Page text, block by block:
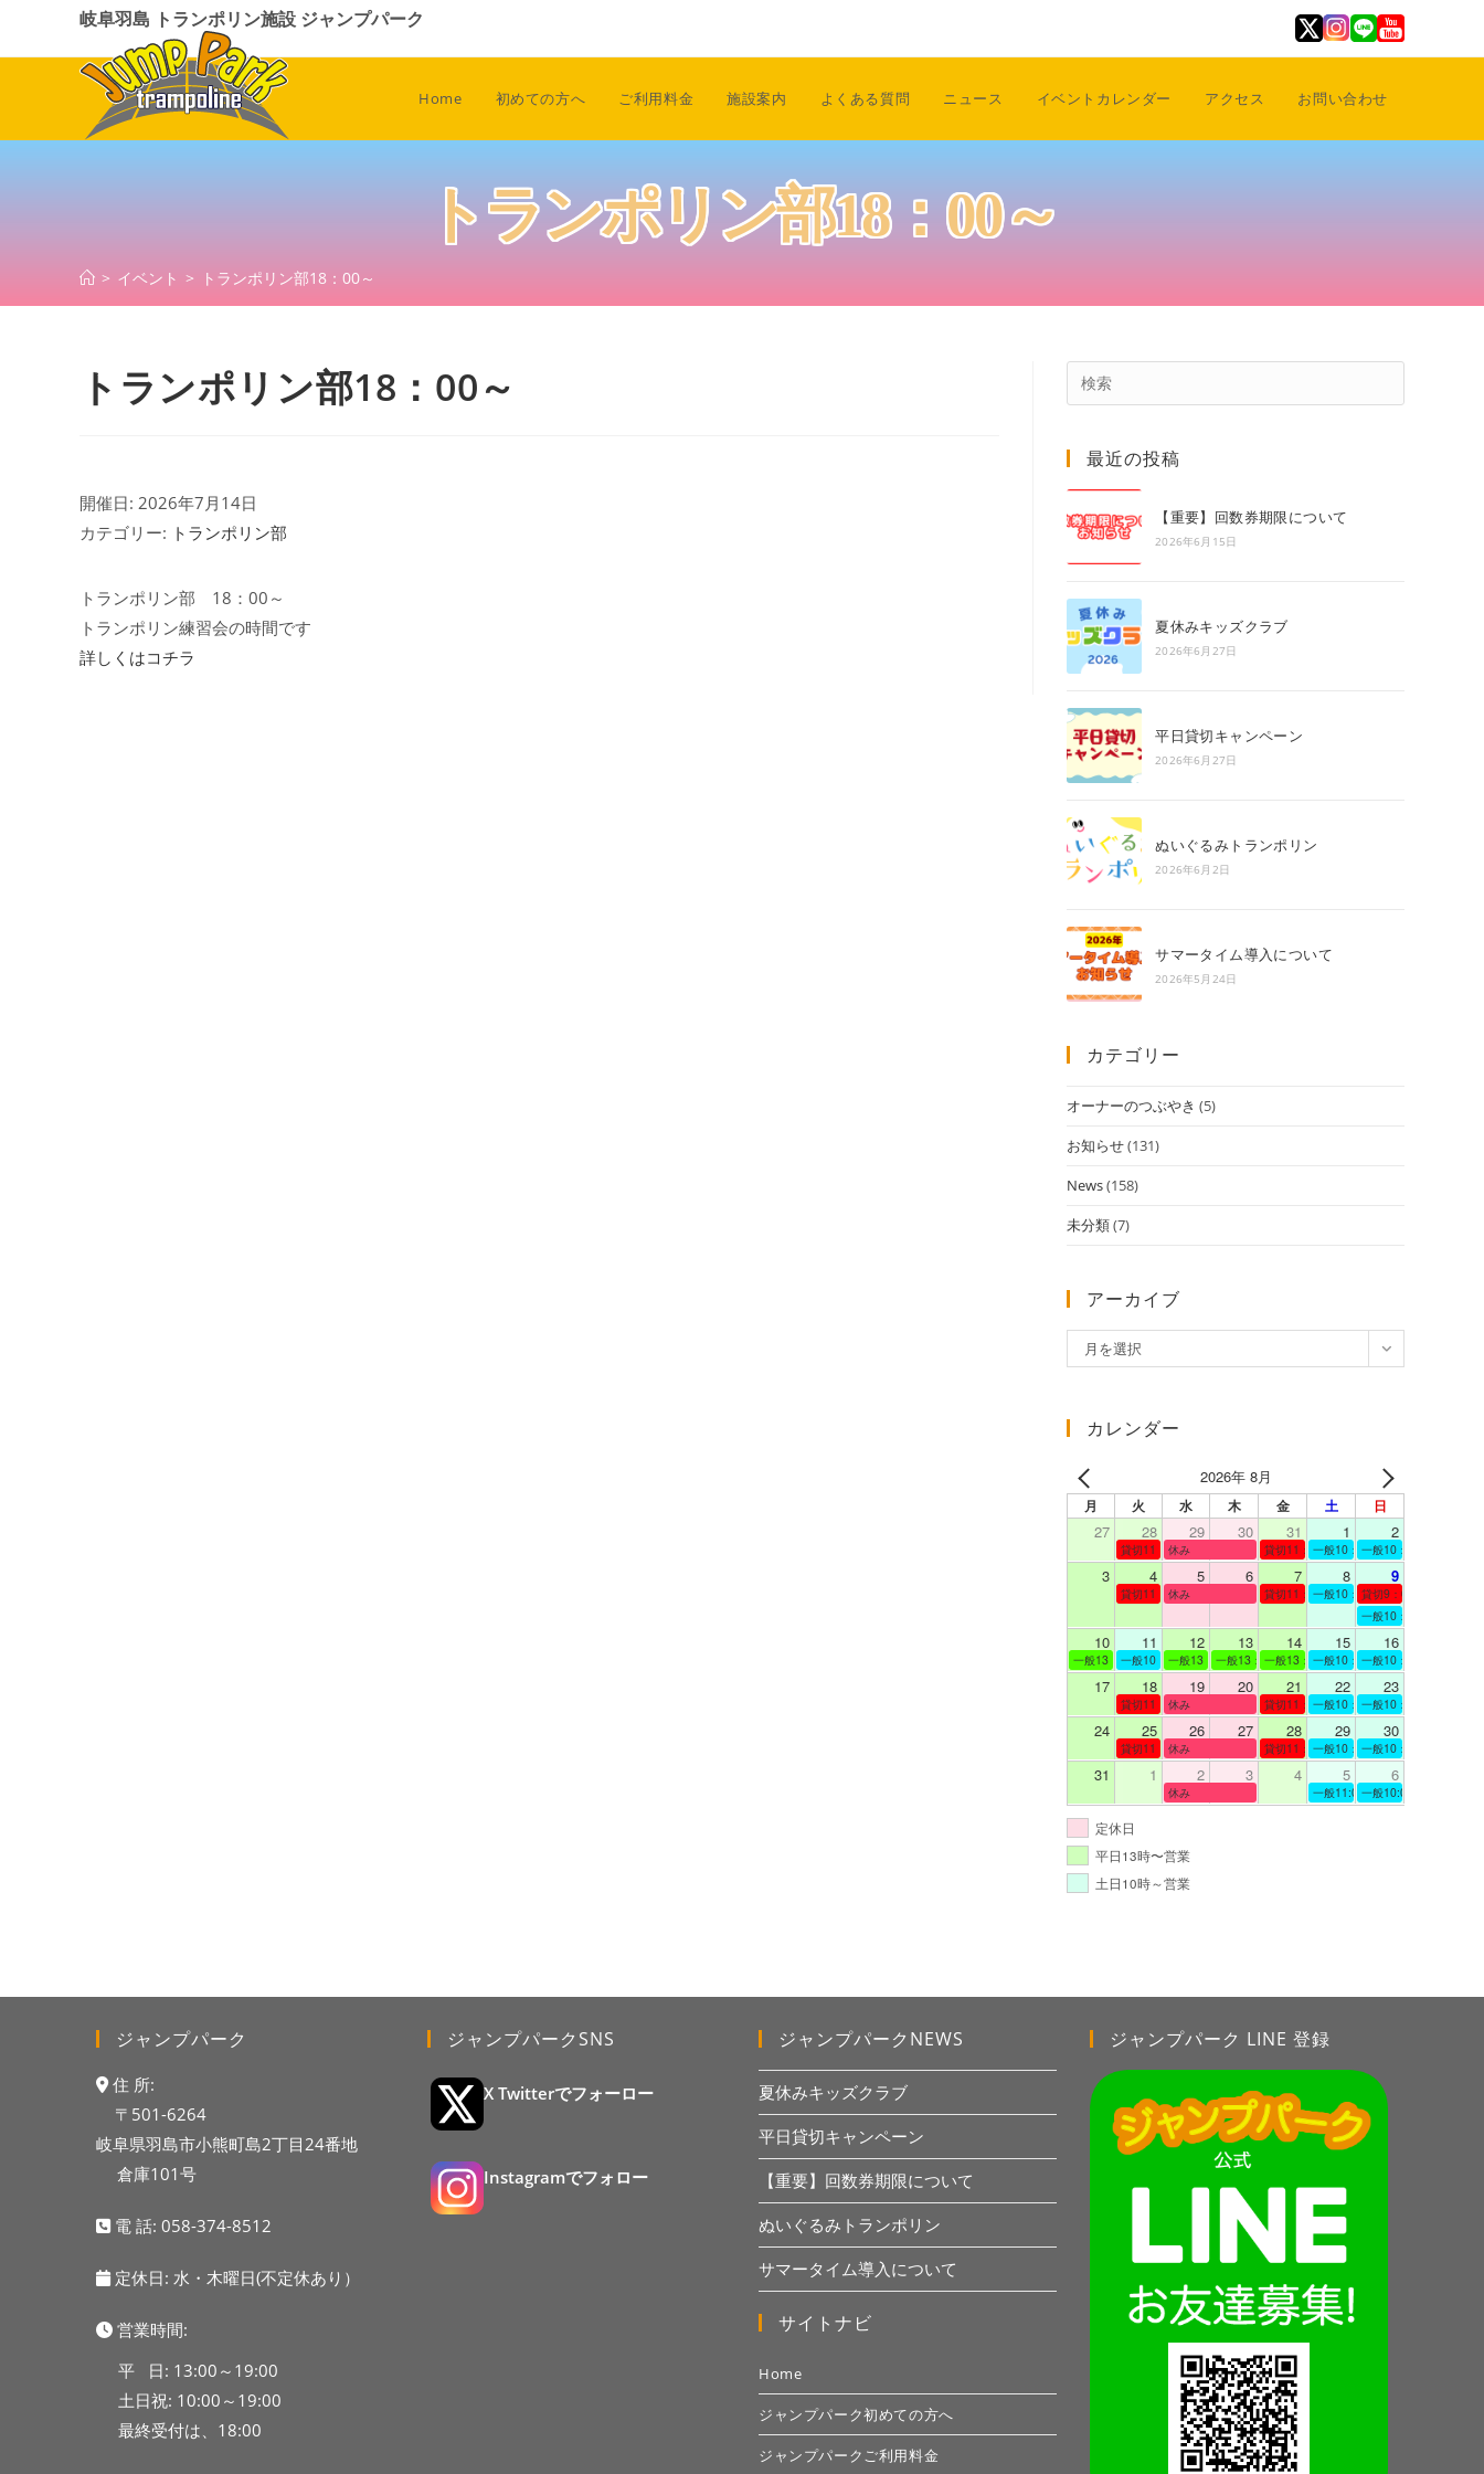
岐阜羽島 トランポリン施設 ジャンプパーク
Home 初めての方へ ご利用料金 施設案内 よくある質問 ニュース イベントカレンダー アクセス お問い合わせ
トランポリン部18：00～
> イベント > トランポリン部18：00～
トランポリン部18：00～
開催日: 2026年7月14日
カテゴリー: トランポリン部
トランポリン部 18：00～
トランポリン練習会の時間です
詳しくはコチラ
Escape
最近の投稿
【重要】回数券期限について
2026年6月15日
夏休みキッズクラブ
2026年6月27日
平日貸切キャンペーン
2026年6月27日
ぬいぐるみトランポリン
2026年6月2日
サマータイム導入について
2026年5月24日
カテゴリー
オーナーのつぶやき (5)
お知らせ(131)
News(158)
未分類(7)
アーカイブ
ー
イ
月を選択
カレンダー
2026年 8月
月 火 水 木 金 土 日
27 28 29 30 31 1 2
貸切11：00～12：00
休み 貸切11：00～12：00
一般10：00～19：00一般10：00～19：00
3 4 5 6 7 8 9
貸切11：00～12：00
休み 貸切11：00～12：00
一般10：00～19：00
貸切9：00～10：00
一般10：00～19：00
10 11 12 13 14 15 16
一般13：00～19：00
一般10：00～19：00
一般13：00～19：00
一般13：00～19：00
一般13：00～19：00
一般10：00～19：00一般10：00～19：00
17 18 19 20 21 22 23
貸切11：00～12：00
休み 貸切11：00～13：00
一般10：00～19：00一般10：00～19：00
24 25 26 27 28 29 30
貸切11：00～13：00
休み 貸切11：00～12：00
一般10：00～19：00一般10：00～19：00
31 1 2 3 4 5 6
休み 一般11:00～19:00一般10:00～19:00
定休日
平日13時〜営業
土日10時～営業
ジャンプパーク
住 所:
〒501-6264
岐阜県羽島市小熊町島2丁目24番地
倉庫101号
電 話: 058-374-8512
定休日: 水・木曜日(不定休あり）
営業時間:
平 日: 13:00～19:00
土日祝: 10:00～19:00
最終受付は、18:00
ジャンプパークSNS
X Twitterでフォーロー
Instagramでフォロー
ジャンプパークNEWS
夏休みキッズクラブ
平日貸切キャンペーン
【重要】回数券期限について
ぬいぐるみトランポリン
サマータイム導入について
サイトナビ
Home
ジャンプパーク初めての方へ
ジャンプパークご利用料金
ジャンプパーク LINE 登録